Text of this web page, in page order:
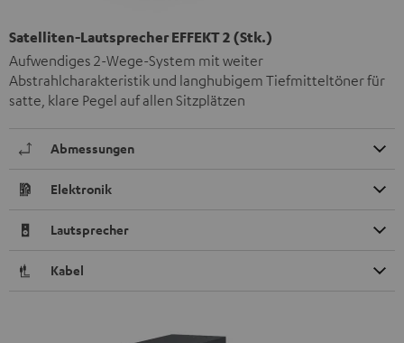
Satelliten-Lautsprecher EFFEKT 2 (Stk.)
Aufwendiges 2-Wege-System mit weiter
Abstrahlcharakteristik und langhubigem Tiefmitteltöner für
satte, klare Pegel auf allen Sitzplätzen
Abmessungen
Elektronik
Lautsprecher
Kabel